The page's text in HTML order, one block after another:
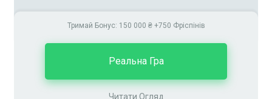
Тримай Бонус: 150 000 ₴ +750 Фріспінів
Читати Огляд
Реальна Гра